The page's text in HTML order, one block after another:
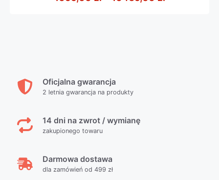
Oficjalna gwarancja
2 letnia gwarancja na produkty
14 dni na zwrot / wymianę
zakupionego towaru
Darmowa dostawa
dla zamówień od 499 zł